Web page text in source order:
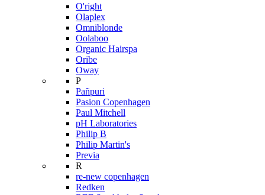
O'right
Olaplex
Omniblonde
Oolaboo
Organic Hairspa
Oribe
Oway
P
Pañpuri
Pasion Copenhagen
Paul Mitchell
pH Laboratories
Philip B
Philip Martin's
Previa
R
re-new copenhagen
Redken